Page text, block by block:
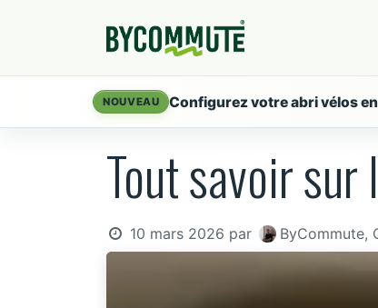
NOUVEAU Configurez votre abri vélos
Tout savoir
10 mars 2026 par ByCommute,